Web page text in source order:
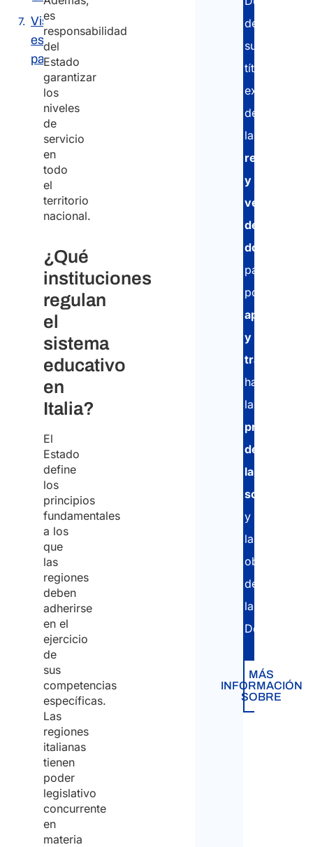
Visa de
estudiante
para Italia
es
responsabilidad
del
Estado
garantizar
los
niveles
de
servicio
en
todo
el
territorio
nacional.
¿Qué
instituciones
regulan
el
sistema
educativo
en
Italia?
El
Estado
define
los
principios
fundamentales
a los
que
las
regiones
deben
adherirse
en el
ejercicio
de
sus
competencias
específicas.
Las
regiones
italianas
tienen
poder
legislativo
concurrente
en
materia
de
su
título
extranjero:
desde
la
recopilación
y
verificación
de
pasando
por
apostilla
y
traducción
hasta
la
de
la
solicitud
y
la
obtención
de
la
DoV.
MÁS
INFORMACIÓN
SOBRE